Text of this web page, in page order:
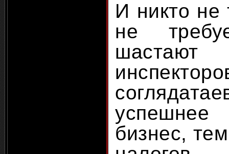
И никто не
не
бизнес,